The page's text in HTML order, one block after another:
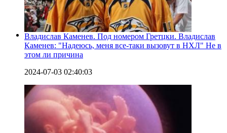
Владислав Каменев. Под номером Гретцки. Владислав
Каменев: "Надеюсь, меня все-таки вызовут в НХЛ" Не в
этом ли причина
2024-07-03 02:40:03